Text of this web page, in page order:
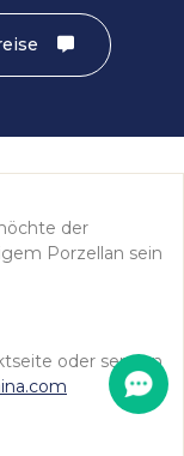
der
Porzellan sein
oder senden